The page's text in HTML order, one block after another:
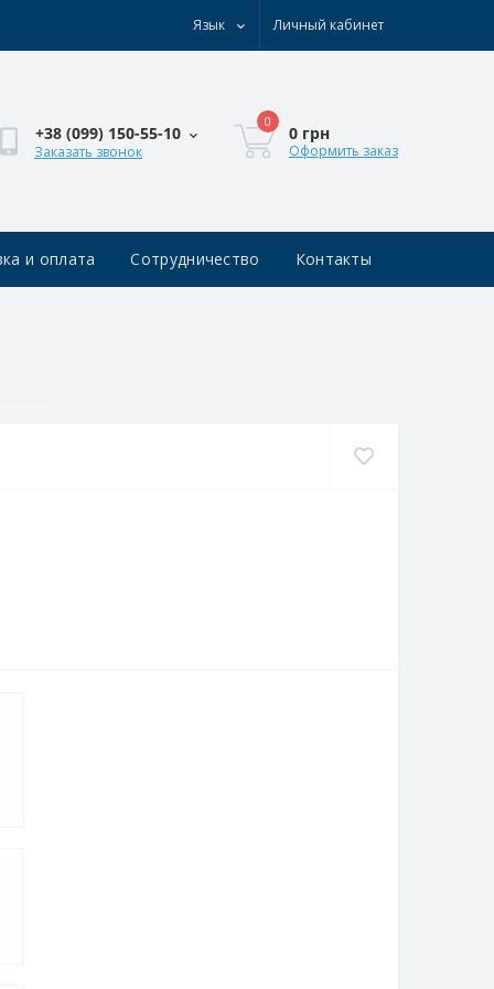
Язык Личный кабинет
+38 (0‎99) 150-55-10
Заказать звонок
0
0 грн
Оформить заказ
и оплата Сотрудничество Контакты